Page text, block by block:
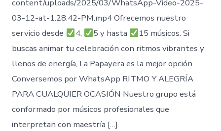
content/uploads/2025/03/WhatsApp-Video-2025-
03-12-at-1.28.42-PM.mp4 Ofrecemos nuestro
servicio desde
4, 5 y hasta
15 músicos. Si
buscas animar tu celebración con ritmos vibrantes y
llenos de energía, La Papayera es la mejor opción.
Conversemos por WhatsApp RITMO Y ALEGRÍA
PARA CUALQUIER OCASIÓN Nuestro grupo está
conformado por músicos profesionales que
interpretan con maestría […]